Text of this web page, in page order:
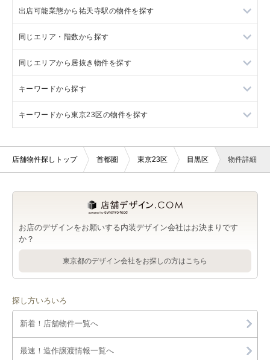
自由が丘駅の店舗物件・貸店舗・テナント一覧
中目黒駅の店舗物件・貸店舗・テナント一覧
目黒区の軽飲食を出店可能な店舗物件・貸店舗・テナント一覧
目黒区の美容室・理容室を出店可能な店舗物件・貸店舗・テナ
舗・テナント一覧
一覧
目黒区のジム・教室・スタジオを出店可能な店舗物件・貸店
目黒区のその他を出店可能な店舗物件・貸店舗・テナント一覧
学芸大学駅の重飲食を出店可能な店舗物件・貸店舗・テナント
一覧
学芸大学駅の美容室・理容室を出店可能な店舗物件・貸店舗・
テナント一覧
学芸大学駅のサロンを出店可能な店舗物件・貸店舗・テナント
学芸大学駅の医療・歯科・クリニックを出店可能な店舗物件・
貸店舗・テナント一覧
学芸大学駅のジム・教室・スタジオを出店可能な店舗物件・貸
店舗・テナント一覧
一覧
出店可能業態から祐天寺駅の物件を探す
祐天寺駅の重飲食を出店可能な店舗物件・貸店舗・テナント一
祐天寺駅の美容室・理容室を出店可能な店舗物件・貸店舗・テ
ナント一覧
祐天寺駅のサロンを出店可能な店舗物件・貸店舗・テナント一
覧
ト一覧
祐天寺駅のジム・教室・スタジオを出店可能な店舗物件・貸店
覧
同じエリア・階数から探す
目黒区の1階の店舗物件・貸店舗・テナント一覧
学芸大学駅の1階の店舗物件・貸店舗・テナント一覧
祐天寺駅の1階の店舗物件・貸店舗・テナント一覧
同じエリアから居抜き物件を探す
学芸大学駅の居抜き店舗物件・貸店舗・テナント一覧
祐天寺駅の居抜き店舗物件・貸店舗・テナント一覧
キーワードから探す
新築の店舗物件・貸店舗・テナント一覧
キーワードから東京23区の物件を探す
東京23区の大学の店舗物件・貸店舗・テナント一覧
店舗物件探しトップ 首都圏 東京23区 目黒区 物件詳細
お店のデザインをお願いする内装デザイン会社はお決まりです
か？
東京都のデザイン会社をお探しの方はこちら
探し方いろいろ
新着！店舗物件一覧へ
最速！造作譲渡情報一覧へ